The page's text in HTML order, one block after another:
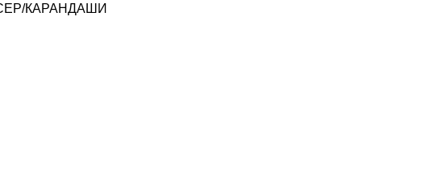
КАРАНДАШИ